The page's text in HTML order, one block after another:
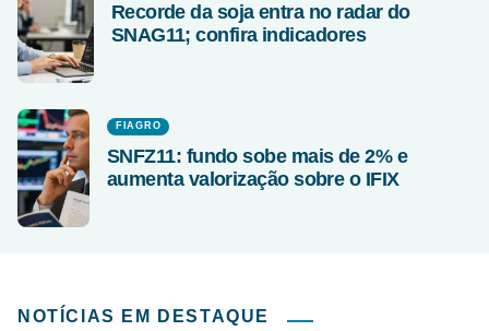
Recorde da soja entra no radar do
SNAG11; confira indicadores
FIAGRO
SNFZ11: fundo sobe mais de 2% e
aumenta valorização sobre o IFIX
NOTÍCIAS EM DESTAQUE